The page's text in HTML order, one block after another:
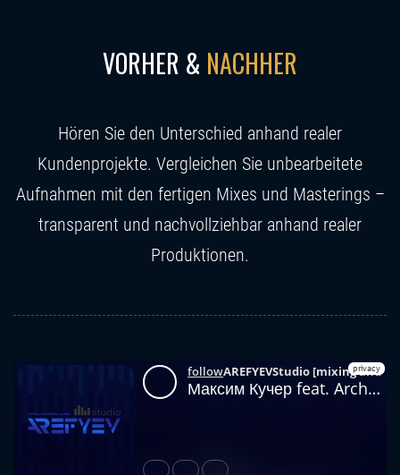
VORHER & NACHHER
Hören Sie den Unterschied anhand realer
Kundenprojekte. Vergleichen Sie unbearbeitete
Aufnahmen mit den fertigen Mixes und Masterings –
transparent und nachvollziehbar anhand realer
Produktionen.